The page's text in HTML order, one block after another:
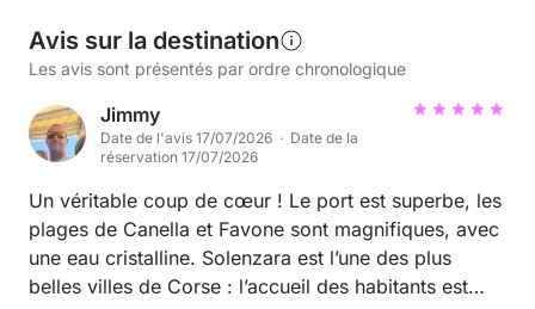
Avis sur la destination
Les avis sont présentés par ordre chronologique
Jimmy
Date de l'avis 17/07/2026 · Date de la
réservation 17/07/2026
Un véritable coup de cœur ! Le port est superbe, les
plages de Canella et Favone sont magnifiques, avec
une eau cristalline. Solenzara est l’une des plus
belles villes de Corse : l’accueil des habitants est